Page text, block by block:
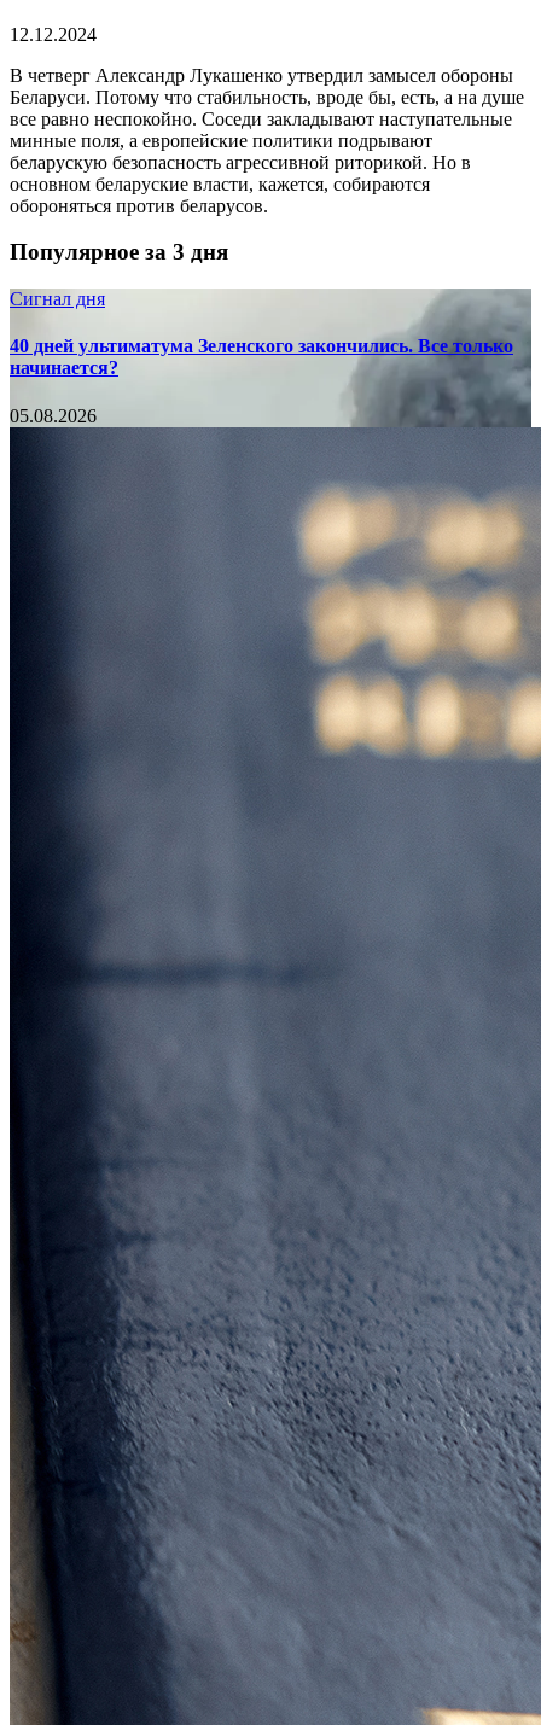
12.12.2024
В четверг Александр Лукашенко утвердил замысел обороны
Беларуси. Потому что стабильность, вроде бы, есть, а на душе
все равно неспокойно. Соседи закладывают наступательные
минные поля, а европейские политики подрывают
беларускую безопасность агрессивной риторикой. Но в
основном беларуские власти, кажется, собираются
обороняться против беларусов.
Популярное за 3 дня
Сигнал дня
40 дней ультиматума Зеленского закончились. Все только
начинается?
05.08.2026